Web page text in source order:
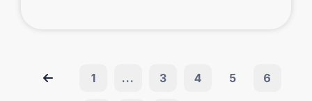
1 ... 3 4 5 6